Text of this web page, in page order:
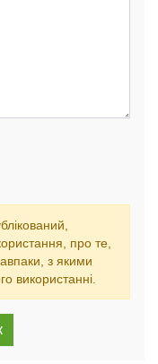
про те,
з якими
використанні.